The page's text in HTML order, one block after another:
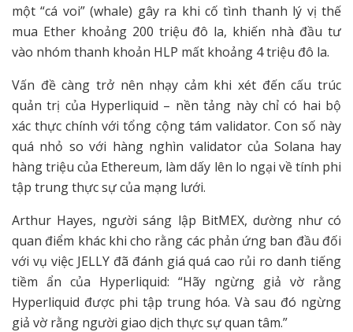
một “cá voi” (whale) gây ra khi cố tình thanh lý vị thế
mua Ether khoảng 200 triệu đô la, khiến nhà đầu tư
vào nhóm thanh khoản HLP mất khoảng 4 triệu đô la.
Vấn đề càng trở nên nhạy cảm khi xét đến cấu trúc
quản trị của Hyperliquid – nền tảng này chỉ có hai bộ
xác thực chính với tổng cộng tám validator. Con số này
quá nhỏ so với hàng nghìn validator của Solana hay
hàng triệu của Ethereum, làm dấy lên lo ngại về tính phi
tập trung thực sự của mạng lưới.
Arthur Hayes, người sáng lập BitMEX, dường như có
quan điểm khác khi cho rằng các phản ứng ban đầu đối
với vụ việc JELLY đã đánh giá quá cao rủi ro danh tiếng
tiềm ẩn của Hyperliquid: “Hãy ngừng giả vờ rằng
Hyperliquid được phi tập trung hóa. Và sau đó ngừng
giả vờ rằng người giao dịch thực sự quan tâm.”